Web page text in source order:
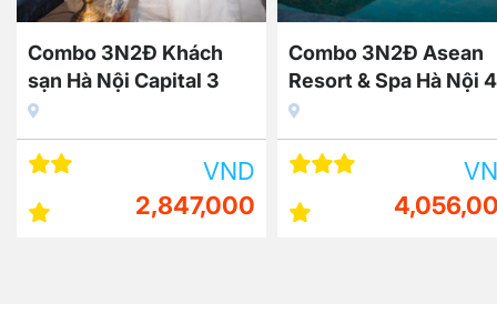
Combo 3N2Đ Khách
sạn Hà Nội Capital 3
sao + Vé máy bay
VND
2,847,000
Combo 3N2Đ Asean
Resort & Spa Hà Nội 4
sao + Vé máy bay